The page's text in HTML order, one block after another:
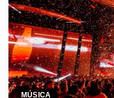
MÚSICA